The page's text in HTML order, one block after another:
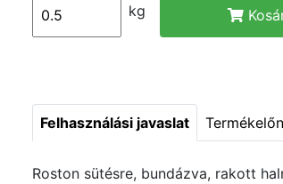
kg
Felhasználási javaslat
Roston sütésre, bundázva, rakott